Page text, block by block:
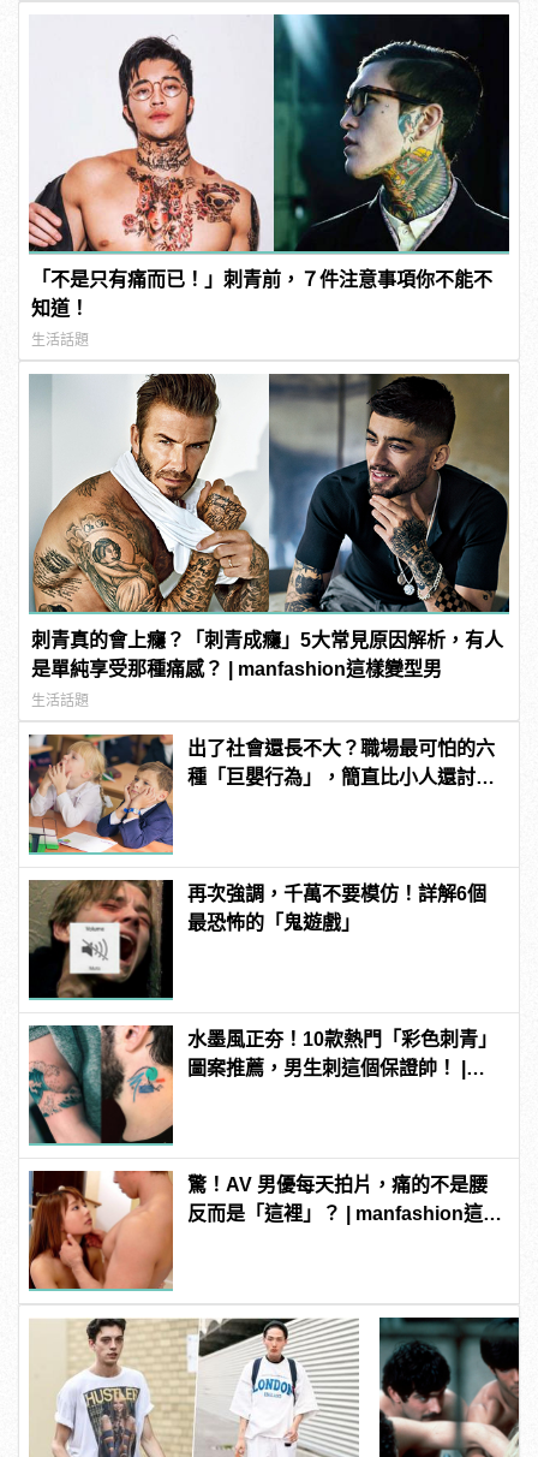
「不是只有痛而已！」刺青前，７件注意事項你不能不
知道！
生活話題
刺青真的會上癮？「刺青成癮」5大常見原因解析，有人
是單純享受那種痛感？ | manfashion這樣變型男
生活話題
出了社會還長不大？職場最可怕的六
種「巨嬰行為」，簡直比小人還討
再次強調，千萬不要模仿！詳解6個
最恐怖的「鬼遊戲」
水墨風正夯！10款熱門「彩色刺青」
圖案推薦，男生刺這個保證帥！ |
驚！AV 男優每天拍片，痛的不是腰
反而是「這裡」？ | manfashion這樣